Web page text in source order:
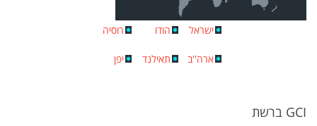
ישראל הודו רוסיה
ארה''ב תאילנד יפן
GCI ברשת